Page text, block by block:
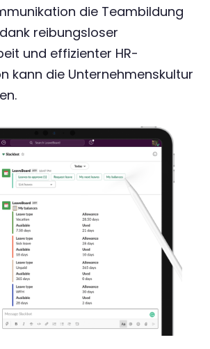
die Teambildung
reibungsloser
und effizienter HR-
kann die Unternehmenskultur